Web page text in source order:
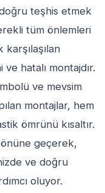
teşhis etmek
tüm önlemleri
hatalı montajdır.
ve mevsim
montajlar, hem
ömrünü kısaltır.
geçerek,
ve doğru
oluyor.